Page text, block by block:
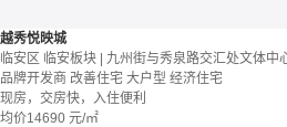
越秀悦映城
临安区 临安板块 | 九州街与秀泉路交汇处文体中
品牌开发商 改善住宅 大户型 经济住宅
现房，交房快，入住便利
均价14690 元/㎡